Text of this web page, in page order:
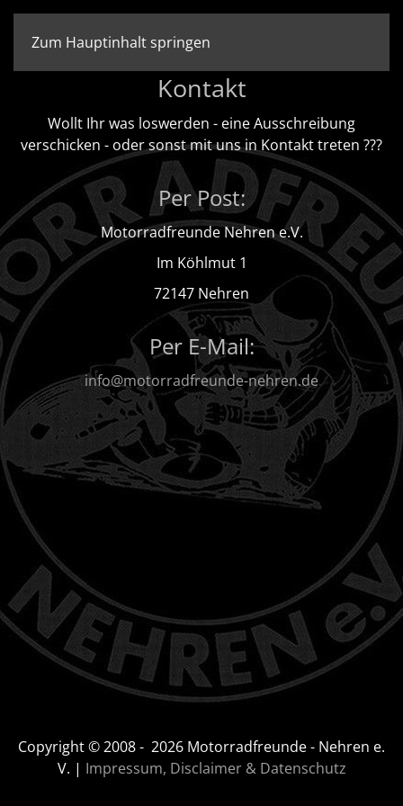
Zum Hauptinhalt springen
Kontakt
Wollt Ihr was loswerden - eine Ausschreibung
verschicken - oder sonst mit uns in Kontakt treten ???
Per Post:
Motorradfreunde Nehren e.V.
Im Köhlmut 1
72147 Nehren
Per E-Mail:
info@motorradfreunde-nehren.de
Copyright © 2008 - 2026 Motorradfreunde - Nehren e.
V. | Impressum, Disclaimer & Datenschutz